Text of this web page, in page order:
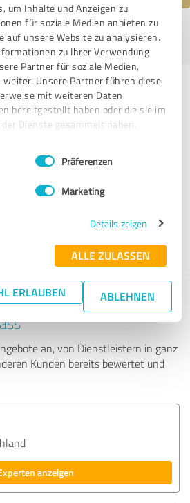
um Inhalte und Anzeigen zu
für soziale Medien anbieten zu
auf unsere Website zu analysieren.
zu Ihrer Verwendung
Partner für soziale Medien,
weiter. Unsere Partner führen diese
mit weiteren Daten
bereitgestellt haben oder die sie im
Dienste gesammelt haben.
Präferenzen
Marketing
Details zeigen
ALLE ZULASSEN
ERLAUBEN ABLEHNEN
| Letzte Aktualisierung: 07.06.2026
melden
zu weiteren
aus dem Bereich
Coaching
Experten finden - mit
an, von Dienstleistern in ganz
Kunden bereits bewertet und
anzeigen